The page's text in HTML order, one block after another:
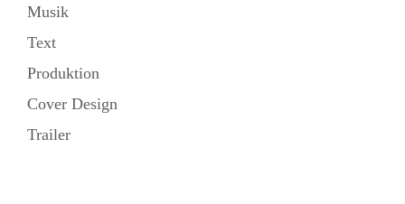
Musik
Text
Produktion
Cover Design
Trailer